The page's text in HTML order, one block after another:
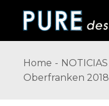
content
Home NOTICIAS
Oberfranken 2018